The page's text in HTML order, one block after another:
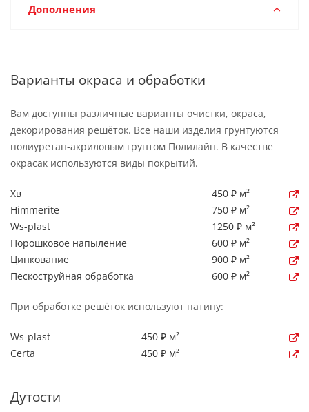
Дополнения
Варианты окраса и обработки
Вам доступны различные варианты очистки, окраса,
декорирования решёток. Все наши изделия грунтуются
полиуретан-акриловым грунтом Полилайн. В качестве
окрасак используются виды покрытий.
Хв
450 ₽ м²
Himmerite
750 ₽ м²
Ws-plast
1250 ₽ м²
Порошковое напыление
600 ₽ м²
Цинкование
900 ₽ м²
Пескоструйная обработка
600 ₽ м²
При обработке решёток используют патину:
Ws-plast
450 ₽ м²
Certa
450 ₽ м²
Дутости